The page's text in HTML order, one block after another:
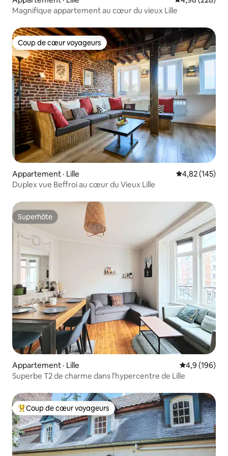
Magnifique appartement au cœur du vieux Lille
Coup de cœur voyageurs
Coup de cœur voyageurs
Appartement · Lille Note
4,82 (145)
Duplex vue Beffroi au cœur du Vieux Lille
Superhôte
Superhôte
Appartement · Lille Note
4,9 (196)
Superbe T2 de charme dans l'hypercentre de Lille
Coup de cœur voyageurs parmi les plus aimés
Coup de cœur voyageurs